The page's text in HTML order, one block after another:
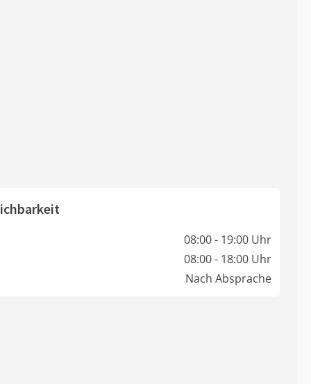
08:00 - 19:00 Uhr
08:00 - 18:00 Uhr
Nach Absprache